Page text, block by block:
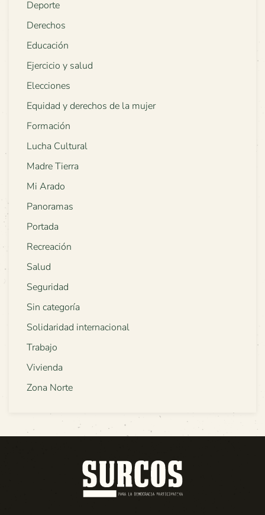
Deporte
Derechos
Educación
Ejercicio y salud
Elecciones
Equidad y derechos de la mujer
Formación
Lucha Cultural
Madre Tierra
Mi Arado
Panoramas
Portada
Recreación
Salud
Seguridad
Sin categoría
Solidaridad internacional
Trabajo
Vivienda
Zona Norte